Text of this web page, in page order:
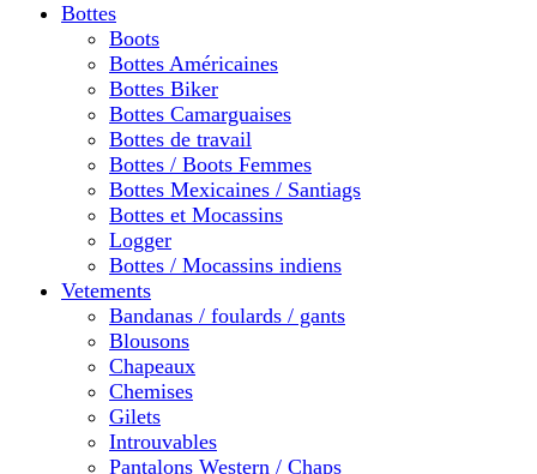
Bottes
Boots
Bottes Américaines
Bottes Biker
Bottes Camarguaises
Bottes de travail
Bottes / Boots Femmes
Bottes Mexicaines / Santiags
Bottes et Mocassins
Logger
Bottes / Mocassins indiens
Vetements
Bandanas / foulards / gants
Blousons
Chapeaux
Chemises
Gilets
Introuvables
Pantalons Western / Chaps